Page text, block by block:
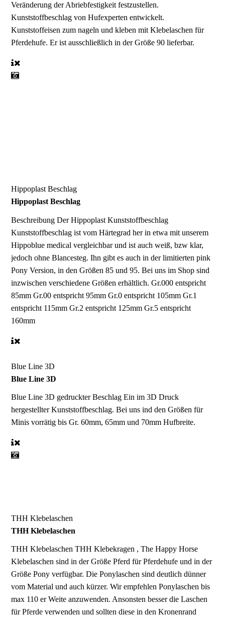
Veränderung der Abriebfestigkeit festzustellen.
Kunststoffbeschlag von Hufexperten entwickelt.
Kunststoffeisen zum nageln und kleben mit Klebelaschen für
Pferdehufe. Er ist ausschließlich in der Größe 90 lieferbar.
Hippoplast Beschlag
Hippoplast Beschlag
BeschreibungDer Hippoplast Kunststoffbeschlag
Kunststoffbeschlag ist vom Härtegrad her in etwa mit unserem
Hippoblue medical vergleichbar und ist auch weiß, bzw klar,
jedoch ohne Blancesteg. Ihn gibt es auch in der limitierten pink
Pony Version, in den Größen 85 und 95. Bei uns im Shop sind
inzwischen verschiedene Größen erhältlich. Gr.000 entspricht
85mm Gr.00 entspricht 95mm Gr.0 entspricht 105mm Gr.1
entspricht 115mm Gr.2 entspricht 125mm Gr.5 entspricht
160mm
Blue Line 3D
Blue Line 3D
Blue Line 3D gedruckter BeschlagEin im 3D Druck
hergestellter Kunststoffbeschlag. Bei uns ind den Größen für
Minis vorrätig bis Gr. 60mm, 65mm und 70mm Hufbreite.
THH Klebelaschen
THH Klebelaschen
THH KlebelaschenTHH Klebekragen , The Happy Horse
Klebelaschen sind in der Größe Pferd für Pferdehufe und in der
Größe Pony verfügbar. Die Ponylaschen sind deutlich dünner
vom Material und auch kürzer. Wir empfehlen Ponylaschen bis
max 110 er Weite anzuwenden. Ansonsten besser die Laschen
für Pferde verwenden und sollten diese in den Kronenrand